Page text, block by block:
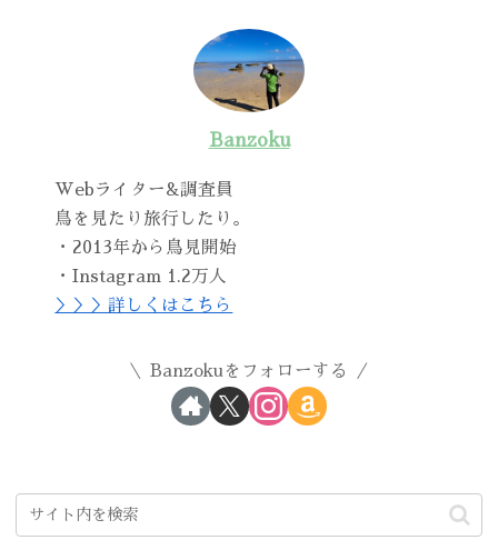
Banzoku
Webライター&調査員
鳥を見たり旅行したり。
・2013年から鳥見開始
・Instagram 1.2万人
＞＞＞詳しくはこちら
Banzokuをフォローする